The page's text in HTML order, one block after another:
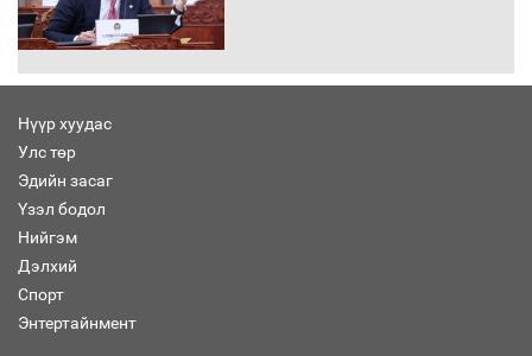
Нүүр хуудас
Улс төр
Эдийн засаг
Үзэл бодол
Нийгэм
Дэлхий
Спорт
Энтертайнмент